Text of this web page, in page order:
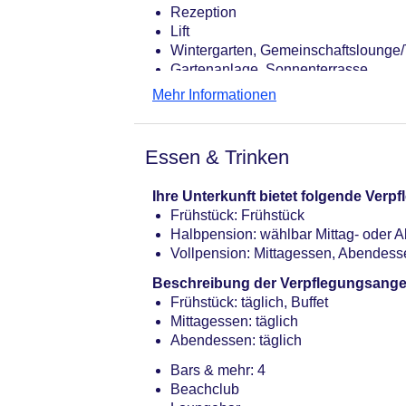
Rezeption
Lift
Wintergarten,
Gartenanlage, Sonnenterrasse
Pools: 3
Pool: März - Dezember, Indoor,
Souvenirshop, Ladenzeile
Wäscheservice: gegen Gebühr
Zahlungsarten: TUI Card / VISA,
Haustiere nicht erlaubt
Parkmöglichkeiten: Stellplätze, nicht
Tagungseinrichtungen:
gegen Gebühr
Gebäudeanzahl: 3, Etagen: 5,
Landeskategorie: 4 Sterne
Mehr Informationen
Essen & Trinken
Ihre Unterkunft bietet folgende
Frühstück: Frühstück
Halbpension: wählbar Mittag- oder
Vollpension: Mittagessen,
Beschreibung der
Frühstück: täglich, Buffet
Mittagessen: täglich
Abendessen: täglich
Bars & mehr: 4
Beachclub